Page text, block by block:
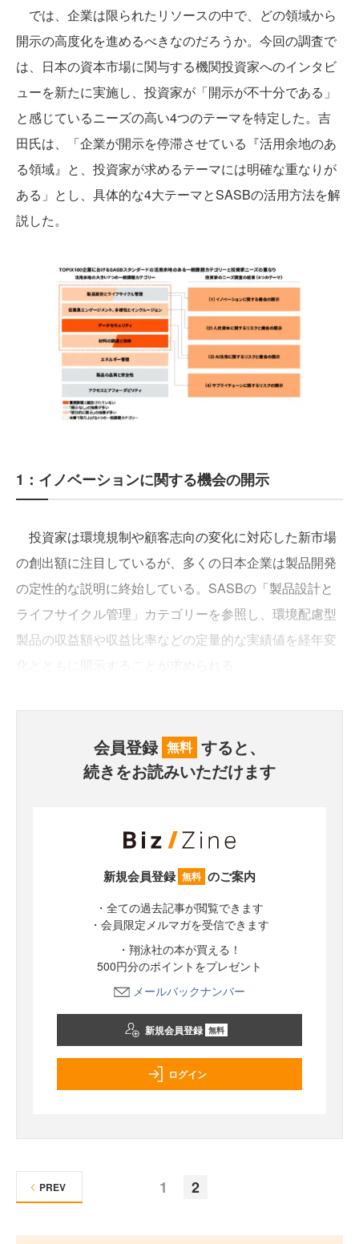
では、企業は限られたリソースの中で、どの領域から
開示の高度化を進めるべきなのだろうか。今回の調査で
は、日本の資本市場に関与する機関投資家へのインタビ
ューを新たに実施し、投資家が「開示が不十分である」
と感じているニーズの高い4つのテーマを特定した。吉
田氏は、「企業が開示を停滞させている『活用余地のあ
る領域』と、投資家が求めるテーマには明確な重なりが
ある」とし、具体的な4大テーマとSASBの活用方法を解
説した。
1：イノベーションに関する機会の開示
投資家は環境規制や顧客志向の変化に対応した新市場
の創出額に注目しているが、多くの日本企業は製品開発
の定性的な説明に終始している。SASBの「製品設計と
ライフサイクル管理」カテゴリーを参照し、環境配慮型
製品の収益額や収益比率などの定量的な実績値を経年変
会員登録 無料 すると、
続きをお読みいただけます
新規会員登録 無料 のご案内
・全ての過去記事が閲覧できます
・会員限定メルマガを受信できます
・翔泳社の本が買える！
500円分のポイントをプレゼント
メールバックナンバー
新規会員登録 無料
ログイン
1 2
PREV